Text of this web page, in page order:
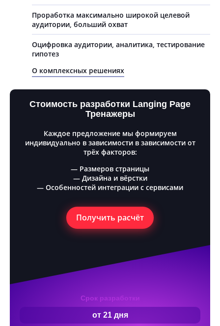
Проработка максимально широкой целевой
аудитории, больший охват
Оцифровка аудитории, аналитика, тестирование
гипотез
О комплексных решениях
Стоимость разработки Langing Page
Тренажеры
Каждое предложение мы формируем
индивидуально в зависимости в зависимости от
трёх факторов:
— Размеров страницы
— Дизайна и вёрстки
— Особенностей интеграции с сервисами
Получить расчёт
Срок разработки
от 21 дня